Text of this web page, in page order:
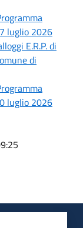
luglio 2026
E.R.P. di
di
luglio 2026